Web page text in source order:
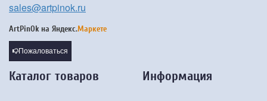
sales@artpinok.ru
ArtPinOk на Яндекс.Маркете
Пожаловаться
Каталог товаров Информация